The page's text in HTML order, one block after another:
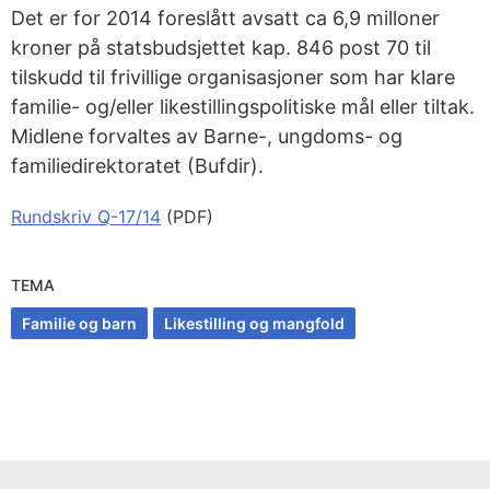
Det er for 2014 foreslått avsatt ca 6,9 milloner
kroner på statsbudsjettet kap. 846 post 70 til
tilskudd til frivillige organisasjoner som har klare
familie- og/eller likestillingspolitiske mål eller tiltak.
Midlene forvaltes av Barne-, ungdoms- og
familiedirektoratet (Bufdir).
Rundskriv Q-17/14 (PDF)
TEMA
Familie og barn Likestilling og mangfold